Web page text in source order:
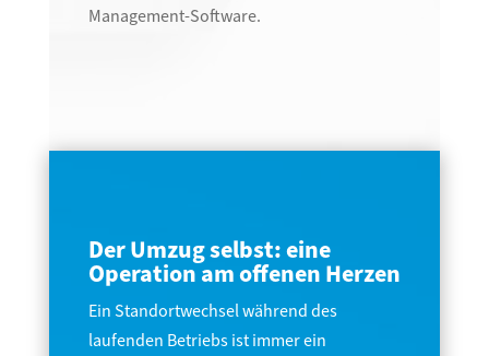
Management-Software.
Der Umzug selbst: eine
Operation am offenen Herzen
Ein Standortwechsel während des
laufenden Betriebs ist immer ein